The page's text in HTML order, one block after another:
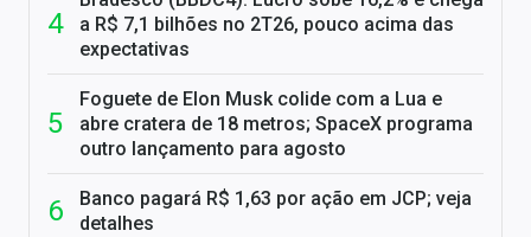
a R$ 7,1 bilhões no 2T26, pouco acima das
expectativas
Foguete de Elon Musk colide com a Lua e
abre cratera de 18 metros; SpaceX programa
outro lançamento para agosto
Banco pagará R$ 1,63 por ação em JCP; veja
detalhes